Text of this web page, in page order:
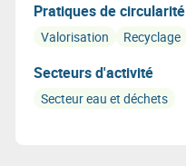
Pratiques de circularité
Valorisation Recyclage
Secteurs d'activité
Secteur eau et déchets